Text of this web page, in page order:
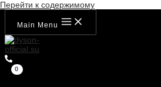
Перейти к содержимому
Main Menu